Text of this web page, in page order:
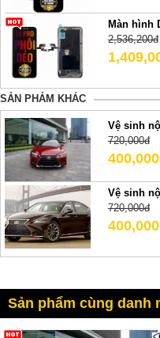
Màn hình
2,536,200đ
SẢN PHẢM KHÁC
Vệ sinh
720,000đ
Vệ sinh
720,000đ
Sản phẩm cùng danh